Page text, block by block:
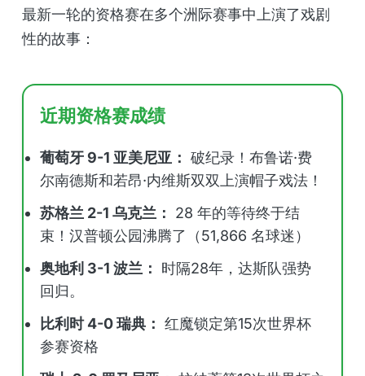
最新一轮的资格赛在多个洲际赛事中上演了戏剧
性的故事：
近期资格赛成绩
葡萄牙 9-1 亚美尼亚： 破纪录！布鲁诺·费
尔南德斯和若昂·内维斯双双上演帽子戏法！
苏格兰 2-1 乌克兰：
28 年的等待终于结
束！汉普顿公园沸腾了（51,866 名球迷）
奥地利 3-1 波兰：
时隔28年，达斯队强势
回归。
比利时 4-0 瑞典： 红魔锁定第15次世界杯
参赛资格